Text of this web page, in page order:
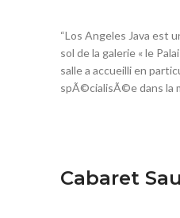
“Los Angeles Java est
sol de la galerie « le
salle a accueilli en
spÃ©cialisÃ©e dans la
Cabaret